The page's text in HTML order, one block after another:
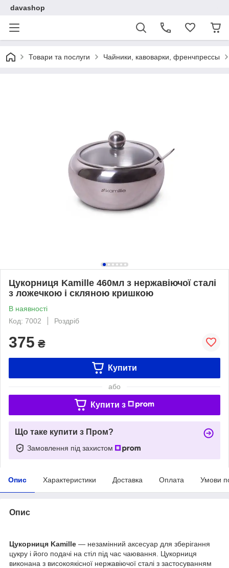
davashop
Товари та послуги Чайники, кавоварки, френчпрессы
Цукорниця Kamille 460мл з нержавіючої сталі
з ложечкою і скляною кришкою
В наявності
Код: 7002
Роздріб
375 ₴
Купити
або
Купити з
Що таке купити з Пром?
Замовлення під захистом
Опис Характеристики Доставка Оплата Умови
Опис
Цукорниця Kamille — незамінний аксесуар для зберігання
цукру і його подачі на стіл під час чаювання. Цукорниця
виконана з високоякісної нержавіючої сталі з застосуванням